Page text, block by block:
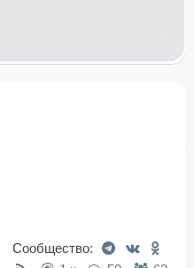
Сообщество: